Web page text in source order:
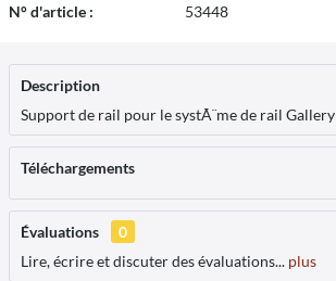
N° d'article : 53448
Description
Support de rail pour le systÃ¨me de rail Gallery
Téléchargements
Évaluations
0
Lire, écrire et discuter des évaluations... plus